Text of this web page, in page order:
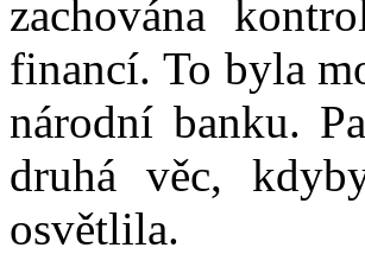
zachována
financí. To byla
národní banku.
druhá věc,
osvětlila.